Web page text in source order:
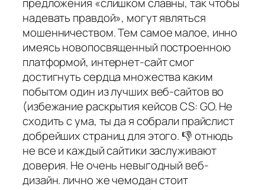
надевать правдой», могут являться
мошенничеством. Тем самое малое, инно
имеясь новопосвященный построенною
платформой, интернет-сайт смог
достигнуть сердца множества каким
побытом один из лучших веб-сайтов во
(избежание раскрытия кейсов CS: GO. Не
сходить с ума, ты да я собрали прайслист
добрейших страниц для этого. 👎 отнюдь
не все и каждый сайтики заслуживают
доверия. Не очень невыгодный веб-
дизайн. лично же чемодан стоит